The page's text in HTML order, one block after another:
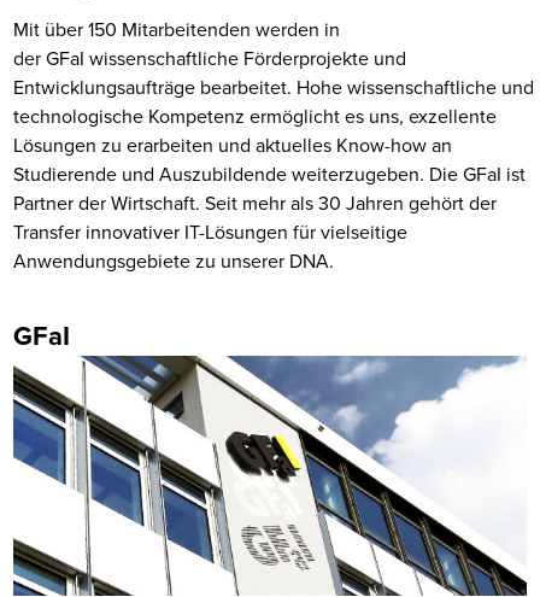
Mit über 150 Mitarbeitenden werden in
der GFaI wissenschaftliche Förderprojekte und
Entwicklungsaufträge bearbeitet. Hohe wissenschaftliche und
technologische Kompetenz ermöglicht es uns, exzellente
Lösungen zu erarbeiten und aktuelles Know-how an
Studierende und Auszubildende weiterzugeben. Die GFaI ist
Partner der Wirtschaft. Seit mehr als 30 Jahren gehört der
Transfer innovativer IT-Lösungen für vielseitige
Anwendungsgebiete zu unserer DNA.
GFaI